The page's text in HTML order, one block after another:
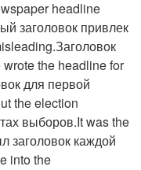
headline
заголовок привлек
the headline for
для первой
the election
выборов.It was the
заголовок каждой
into the